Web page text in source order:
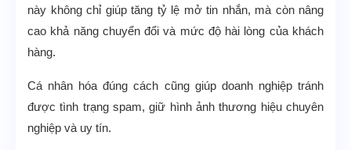
này không chỉ giúp tăng tỷ lệ mở tin nhắn, mà còn nâng
cao khả năng chuyển đổi và mức độ hài lòng của khách
hàng.
Cá nhân hóa đúng cách cũng giúp doanh nghiệp tránh
được tình trạng spam, giữ hình ảnh thương hiệu chuyên
nghiệp và uy tín.